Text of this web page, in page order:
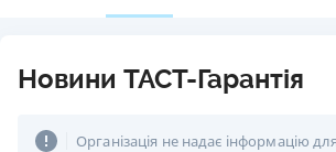
Новини ТАСТ-Гарантія
Організація не надає інформацію